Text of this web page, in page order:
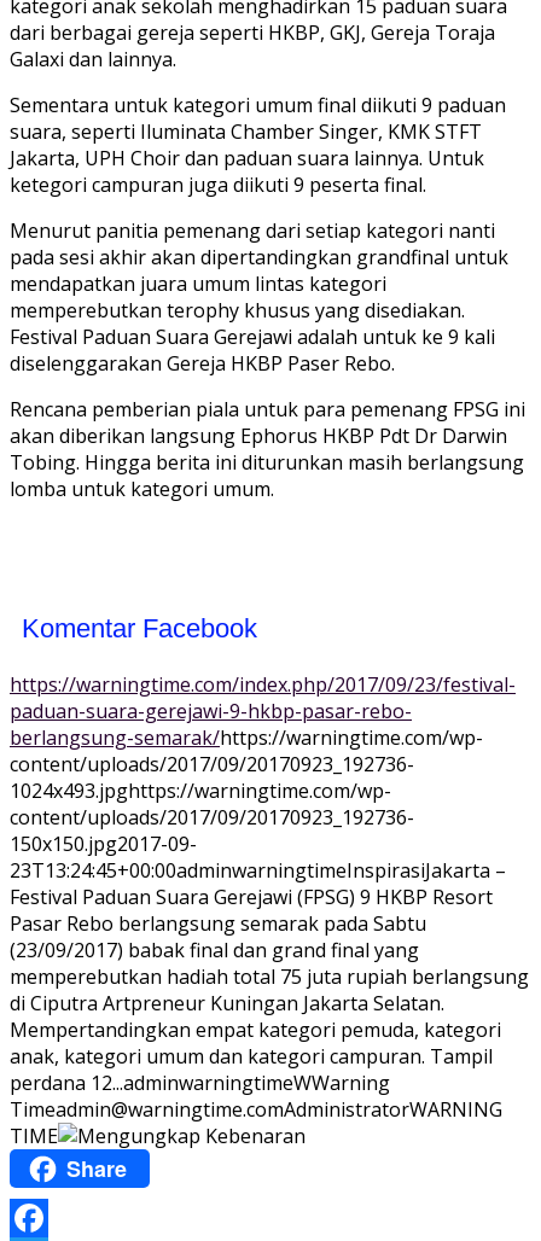
kategori anak sekolah menghadirkan 15 paduan suara
dari berbagai gereja seperti HKBP, GKJ, Gereja Toraja
Galaxi dan lainnya.
Sementara untuk kategori umum final diikuti 9 paduan
suara, seperti Iluminata Chamber Singer, KMK STFT
Jakarta, UPH Choir dan paduan suara lainnya. Untuk
ketegori campuran juga diikuti 9 peserta final.
Menurut panitia pemenang dari setiap kategori nanti
pada sesi akhir akan dipertandingkan grandfinal untuk
mendapatkan juara umum lintas kategori
memperebutkan terophy khusus yang disediakan.
Festival Paduan Suara Gerejawi adalah untuk ke 9 kali
diselenggarakan Gereja HKBP Paser Rebo.
Rencana pemberian piala untuk para pemenang FPSG ini
akan diberikan langsung Ephorus HKBP Pdt Dr Darwin
Tobing. Hingga berita ini diturunkan masih berlangsung
lomba untuk kategori umum.
Komentar Facebook
https://warningtime.com/index.php/2017/09/23/festival-
paduan-suara-gerejawi-9-hkbp-pasar-rebo-
berlangsung-semarak/https://warningtime.com/wp-
content/uploads/2017/09/20170923_192736-
1024x493.jpghttps://warningtime.com/wp-
content/uploads/2017/09/20170923_192736-
150x150.jpg2017-09-
23T13:24:45+00:00adminwarningtimeInspirasiJakarta –
Festival Paduan Suara Gerejawi (FPSG) 9 HKBP Resort
Pasar Rebo berlangsung semarak pada Sabtu
(23/09/2017) babak final dan grand final yang
memperebutkan hadiah total 75 juta rupiah berlangsung
di Ciputra Artpreneur Kuningan Jakarta Selatan.
Mempertandingkan empat kategori pemuda, kategori
anak, kategori umum dan kategori campuran. Tampil
perdana 12...adminwarningtimeWWarning
Timeadmin@warningtime.comAdministratorWARNING
TIME
Share